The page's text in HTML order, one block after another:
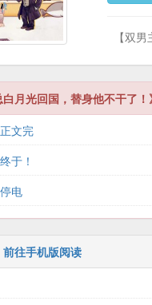
【双男
白月光回国，替身他不干了
文完
于！
电
前往手机版阅读